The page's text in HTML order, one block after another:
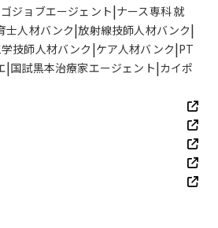
ジョブエージェント ナース専科 就
士人材バンク 放射線技師人材バンク
技師人材バンク ケア人材バンク PT
国試黒本治療家エージェント カイポ